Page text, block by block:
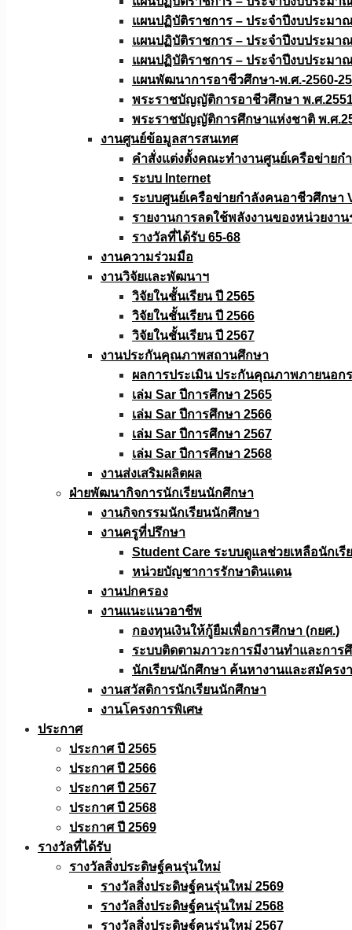
แผนปฏิบัติราชการ – ประจำปีงบประมา
แผนปฏิบัติราชการ – ประจำปีงบประมา
แผนปฏิบัติราชการ – ประจำปีงบประมา
แผนพัฒนาการอาชีวศึกษา-พ.ศ.-2560-
พระราชบัญญัติการอาชีวศึกษา พ.ศ
พระราชบัญญัติการศึกษาแห่งชาติ พ.ศ
งานศูนย์ข้อมูลสารสนเทศ
คำสั่งแต่งตั้งคณะทำงานศูนย์เครือข่าย
ระบบ Internet
ระบบศูนย์เครือข่ายกำลังคนอาชีวศึกษา
รายงานการลดใช้พลังงานของหน่วยงา
รางวัลที่ได้รับ 65-68
งานความร่วมมือ
งานวิจัยเเละพัฒนาฯ
วิจัยในชั้นเรียน ปี 2565
วิจัยในชั้นเรียน ปี 2566
วิจัยในชั้นเรียน ปี 2567
งานประกันคุณภาพสถานศึกษา
ผลการประเมิน ประกันคุณภาพภายนอก
เล่ม Sar ปีการศึกษา 2565
เล่ม Sar ปีการศึกษา 2566
เล่ม Sar ปีการศึกษา 2567
เล่ม Sar ปีการศึกษา 2568
งานส่งเสริมผลิตผล
ฝ่ายพัฒนากิจการนักเรียนนักศึกษา
งานกิจกรรมนักเรียนนักศึกษา
งานครูที่ปรึกษา
Student Care ระบบดูแลช่วยเหลือนักเรี
หน่วยบัญชาการรักษาดินแดน
งานปกครอง
งานแนะแนวอาชีพ
กองทุนเงินให้กู้ยืมเพื่อการศึกษา (กยศ.)
ระบบติดตามภาวะการมีงานทำและการ
นักเรียน/นักศึกษา ค้นหางานและสมัครง
งานสวัสดิการนักเรียนนักศึกษา
งานโครงการพิเศษ
ประกาศ
ประกาศ ปี 2565
ประกาศ ปี 2566
ประกาศ ปี 2567
ประกาศ ปี 2568
ประกาศ ปี 2569
รางวัลที่ได้รับ
รางวัลสิ่งประดิษฐ์คนรุ่นใหม่
รางวัลสิ่งประดิษฐ์คนรุ่นใหม่ 2569
รางวัลสิ่งประดิษฐ์คนรุ่นใหม่ 2568
รางวัลสิ่งประดิษฐ์คนรุ่นใหม่ 2567